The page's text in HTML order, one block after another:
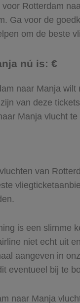
Rotterdam
Ga voor de
om de beste
nú is: €
naar Manja
van deze
Manja vlucht te
van
is een slimme
niet echt uit
aangeven in
eventueel bij te
naar Manja